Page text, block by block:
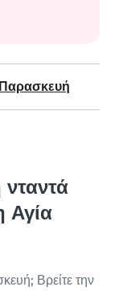
νταντά
Αγία
Βρείτε την